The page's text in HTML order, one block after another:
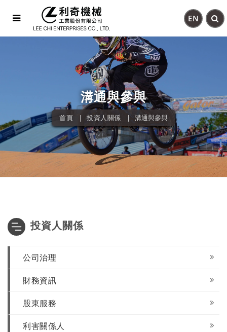
EN
溝通與參與
首頁 投資人關係 溝通與參與
投資人關係
公司治理
財務資訊
股東服務
利害關係人